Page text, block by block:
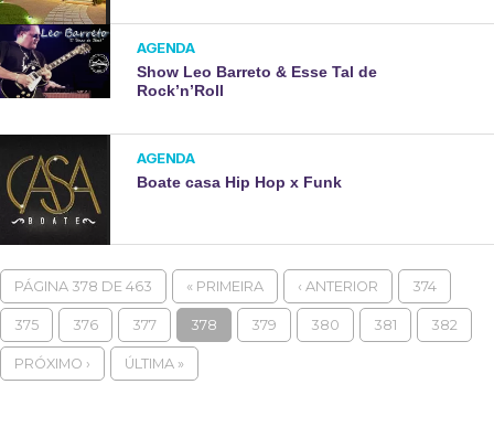
AGENDA
Show Leo Barreto & Esse Tal de
Rock’n’Roll
AGENDA
Boate casa Hip Hop x Funk
PÁGINA 378 DE 463 « PRIMEIRA ‹ ANTERIOR 374
375 376 377 378 379 380 381 382
PRÓXIMO › ÚLTIMA »